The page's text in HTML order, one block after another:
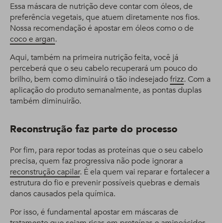
Essa máscara de nutrição deve contar com óleos, de
preferência vegetais, que atuem diretamente nos fios.
Nossa recomendação é apostar em óleos como o de
coco e argan.
Aqui, também na primeira nutrição feita, você já
perceberá que o seu cabelo recuperará um pouco do
brilho, bem como diminuirá o tão indesejadofrizz. Com a
aplicação do produto semanalmente, as pontas duplas
também diminuirão.
Reconstrução faz parte do processo
Por fim, para repor todas as proteínas que o seu cabelo
precisa, quem faz progressiva não pode ignorar a
reconstrução capilar. É ela quem vai reparar e fortalecer a
estrutura do fio e prevenir possíveis quebras e demais
danos causados pela química.
Por isso, é fundamental apostar em máscaras de